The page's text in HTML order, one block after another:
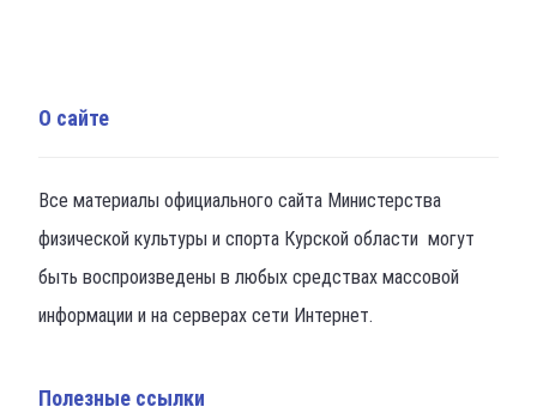
О сайте
Все материалы официального сайта Министерства
физической культуры и спорта Курской области могут
быть воспроизведены в любых средствах массовой
информации и на серверах сети Интернет.
Полезные ссылки